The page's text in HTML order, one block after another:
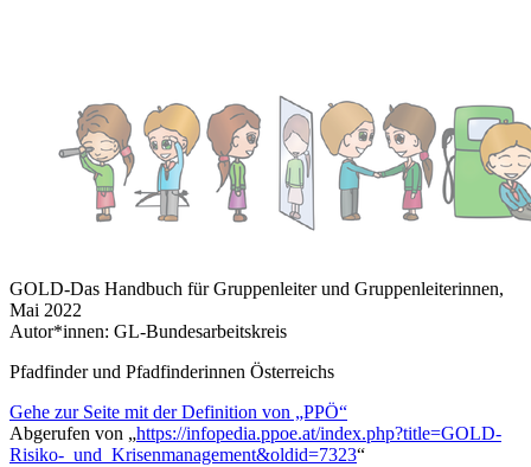
GOLD-Das Handbuch für Gruppenleiter und Gruppenleiterinnen,
Mai 2022
Autor*innen: GL-Bundesarbeitskreis
Pfadfinder und Pfadfinderinnen Österreichs
Gehe zur Seite mit der Definition von „PPÖ“
Abgerufen von „https://infopedia.ppoe.at/index.php?title=GOLD-
Risiko-_und_Krisenmanagement&oldid=7323“